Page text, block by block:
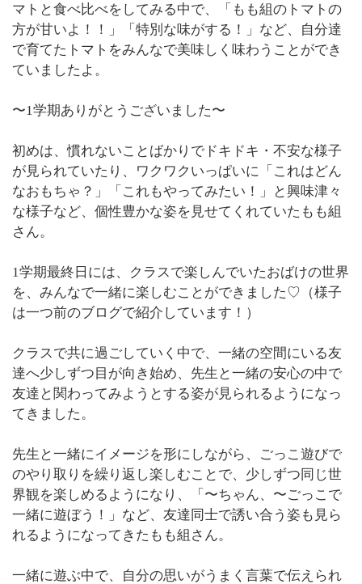
マトと食べ比べをしてみる中で、「もも組のトマトの
方が甘いよ！！」「特別な味がする！」など、自分達
で育てたトマトをみんなで美味しく味わうことができ
ていましたよ。
〜1学期ありがとうございました〜
初めは、慣れないことばかりでドキドキ・不安な様子
が見られていたり、ワクワクいっぱいに「これはどん
なおもちゃ？」「これもやってみたい！」と興味津々
な様子など、個性豊かな姿を見せてくれていたもも組
さん。
1学期最終日には、クラスで楽しんでいたおばけの世界
を、みんなで一緒に楽しむことができました♡（様子
は一つ前のブログで紹介しています！）
クラスで共に過ごしていく中で、一緒の空間にいる友
達へ少しずつ目が向き始め、先生と一緒の安心の中で
友達と関わってみようとする姿が見られるようになっ
てきました。
先生と一緒にイメージを形にしながら、ごっこ遊びで
のやり取りを繰り返し楽しむことで、少しずつ同じ世
界観を楽しめるようになり、「〜ちゃん、〜ごっこで
一緒に遊ぼう！」など、友達同士で誘い合う姿も見ら
れるようになってきたもも組さん。
一緒に遊ぶ中で、自分の思いがうまく言葉で伝えられ